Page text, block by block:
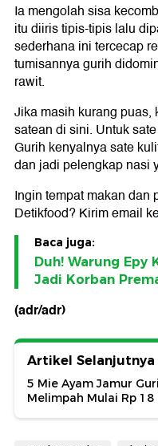
Ia mengolah sisa
itu diiris tipis-tipis lalu
sederhana ini tercecap
tumisannya gurih
rawit.
Jika masih kurang
satean di sini. Untuk
Gurih kenyalnya sate
dan jadi pelengkap nasi
Ingin tempat makan dan
Detikfood? Kirim email
Baca juga:
Duh! Warung Epy
Jadi Korban
(adr/adr)
Artikel Selanjutnya
5 Mie Ayam Jamur
Melimpah Mulai Rp 18